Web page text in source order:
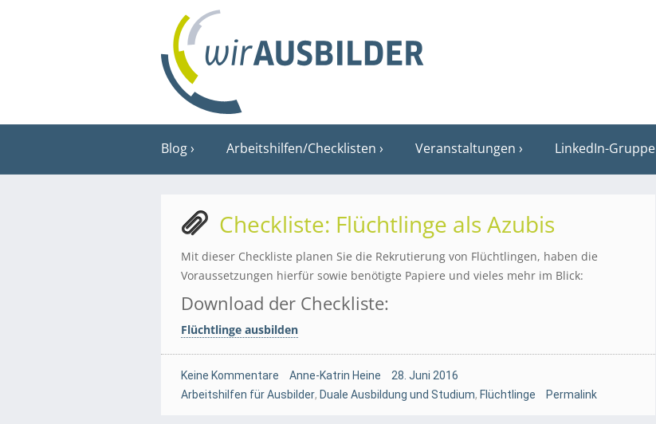
Blog Arbeitshilfen/Checklisten Veranstaltungen LinkedIn-Gruppe
Checkliste: Flüchtlinge als Azubis
Mit dieser Checkliste planen Sie die Rekrutierung von Flüchtlingen, haben die
Voraussetzungen hierfür sowie benötigte Papiere und vieles mehr im Blick:
Download der Checkliste:
Flüchtlinge ausbilden
Keine Kommentare Anne-Katrin Heine
28. Juni 2016
Arbeitshilfen für Ausbilder, Duale Ausbildung und Studium, Flüchtlinge Permalink